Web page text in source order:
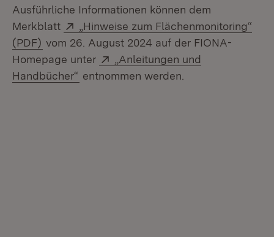
Ausführliche Informationen können dem
Merkblatt
Extern:
„Hinweise zum Flächenmonitoring“
(PDF) (Öffnet in neuem Fenster)
vom 26. August 2024 auf der FIONA-
Homepage unter
Extern:
„Anleitungen und
Handbücher“ (Öffnet in neuem Fenster)
entnommen werden.